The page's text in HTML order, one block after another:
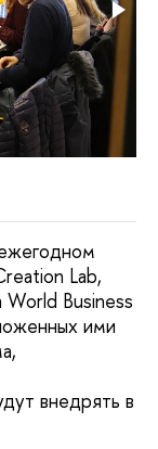
Lab,
Business
ими
внедрять в